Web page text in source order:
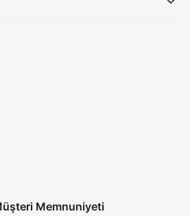
Memnuniyeti